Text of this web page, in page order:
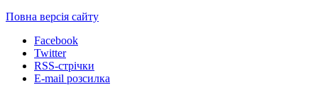
Повна версія сайту
Facebook
Twitter
RSS-стрічки
E-mail розсилка